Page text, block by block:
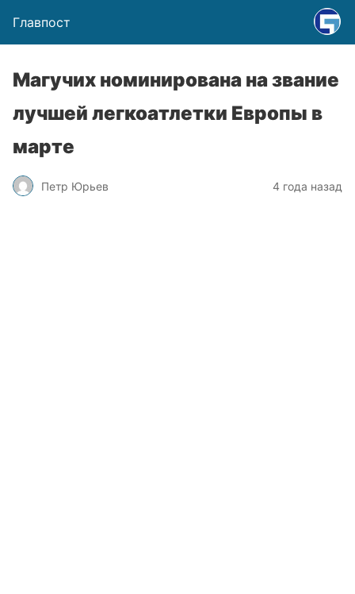
Главпост
Магучих номинирована на звание
лучшей легкоатлетки Европы в
марте
Петр Юрьев 4 года назад